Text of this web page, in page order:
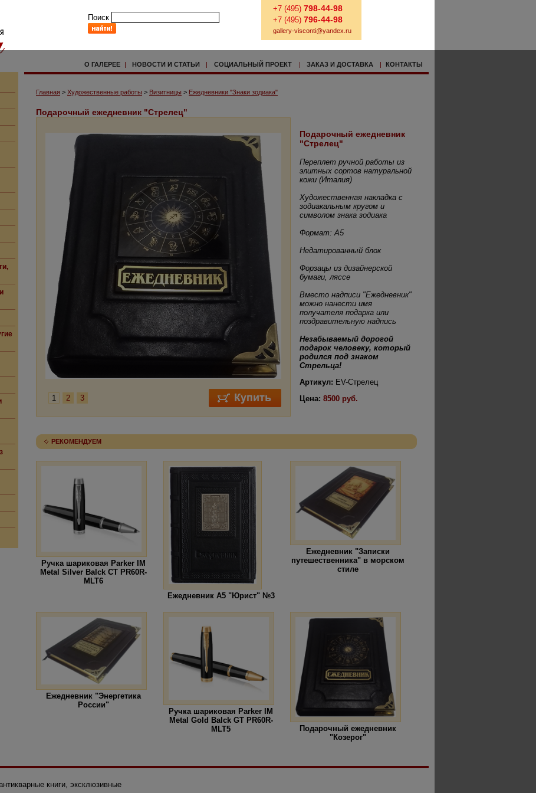
Поиск
+7 (495) 798-44-98
+7 (495) 796-44-98
gallery-visconti@yandex.ru
О ГАЛЕРЕЕ | НОВОСТИ И СТАТЬИ | СОЦИАЛЬНЫЙ ПРОЕКТ | ЗАКАЗ И ДОСТАВКА | КОНТАКТЫ
Главная > Художественные работы > Визитницы > Ежедневники "Знаки зодиака"
Подарочный ежедневник "Стрелец"
1 2 3
Подарочный ежедневник
"Стрелец"
Переплет ручной работы из
элитных сортов натуральной
кожи (Италия)
Художественная накладка с
зодиакальным кругом и
символом знака зодиака
Формат: А5
Недатированный блок
Форзацы из дизайнерской
бумаги, ляссе
Вместо надписи "Ежедневник"
можно нанести имя
получателя подарка или
поздравительную надпись
Незабываемый дорогой
подарок человеку, который
родился под знаком
Стрельца!
Артикул: EV-Стрелец
Цена: 8500 руб.
РЕКОМЕНДУЕМ
Ручка шариковая Parker IM
Metal Silver Balck CT PR60R-
MLT6
Ежедневник А5 "Юрист" №3
Ежедневник "Записки
путешественника" в морском
стиле
Ежедневник "Энергетика
России"
Ручка шариковая Parker IM
Metal Gold Balck GT PR60R-
MLT5
Подарочный ежедневник
"Козерог"
книги, эксклюзивные